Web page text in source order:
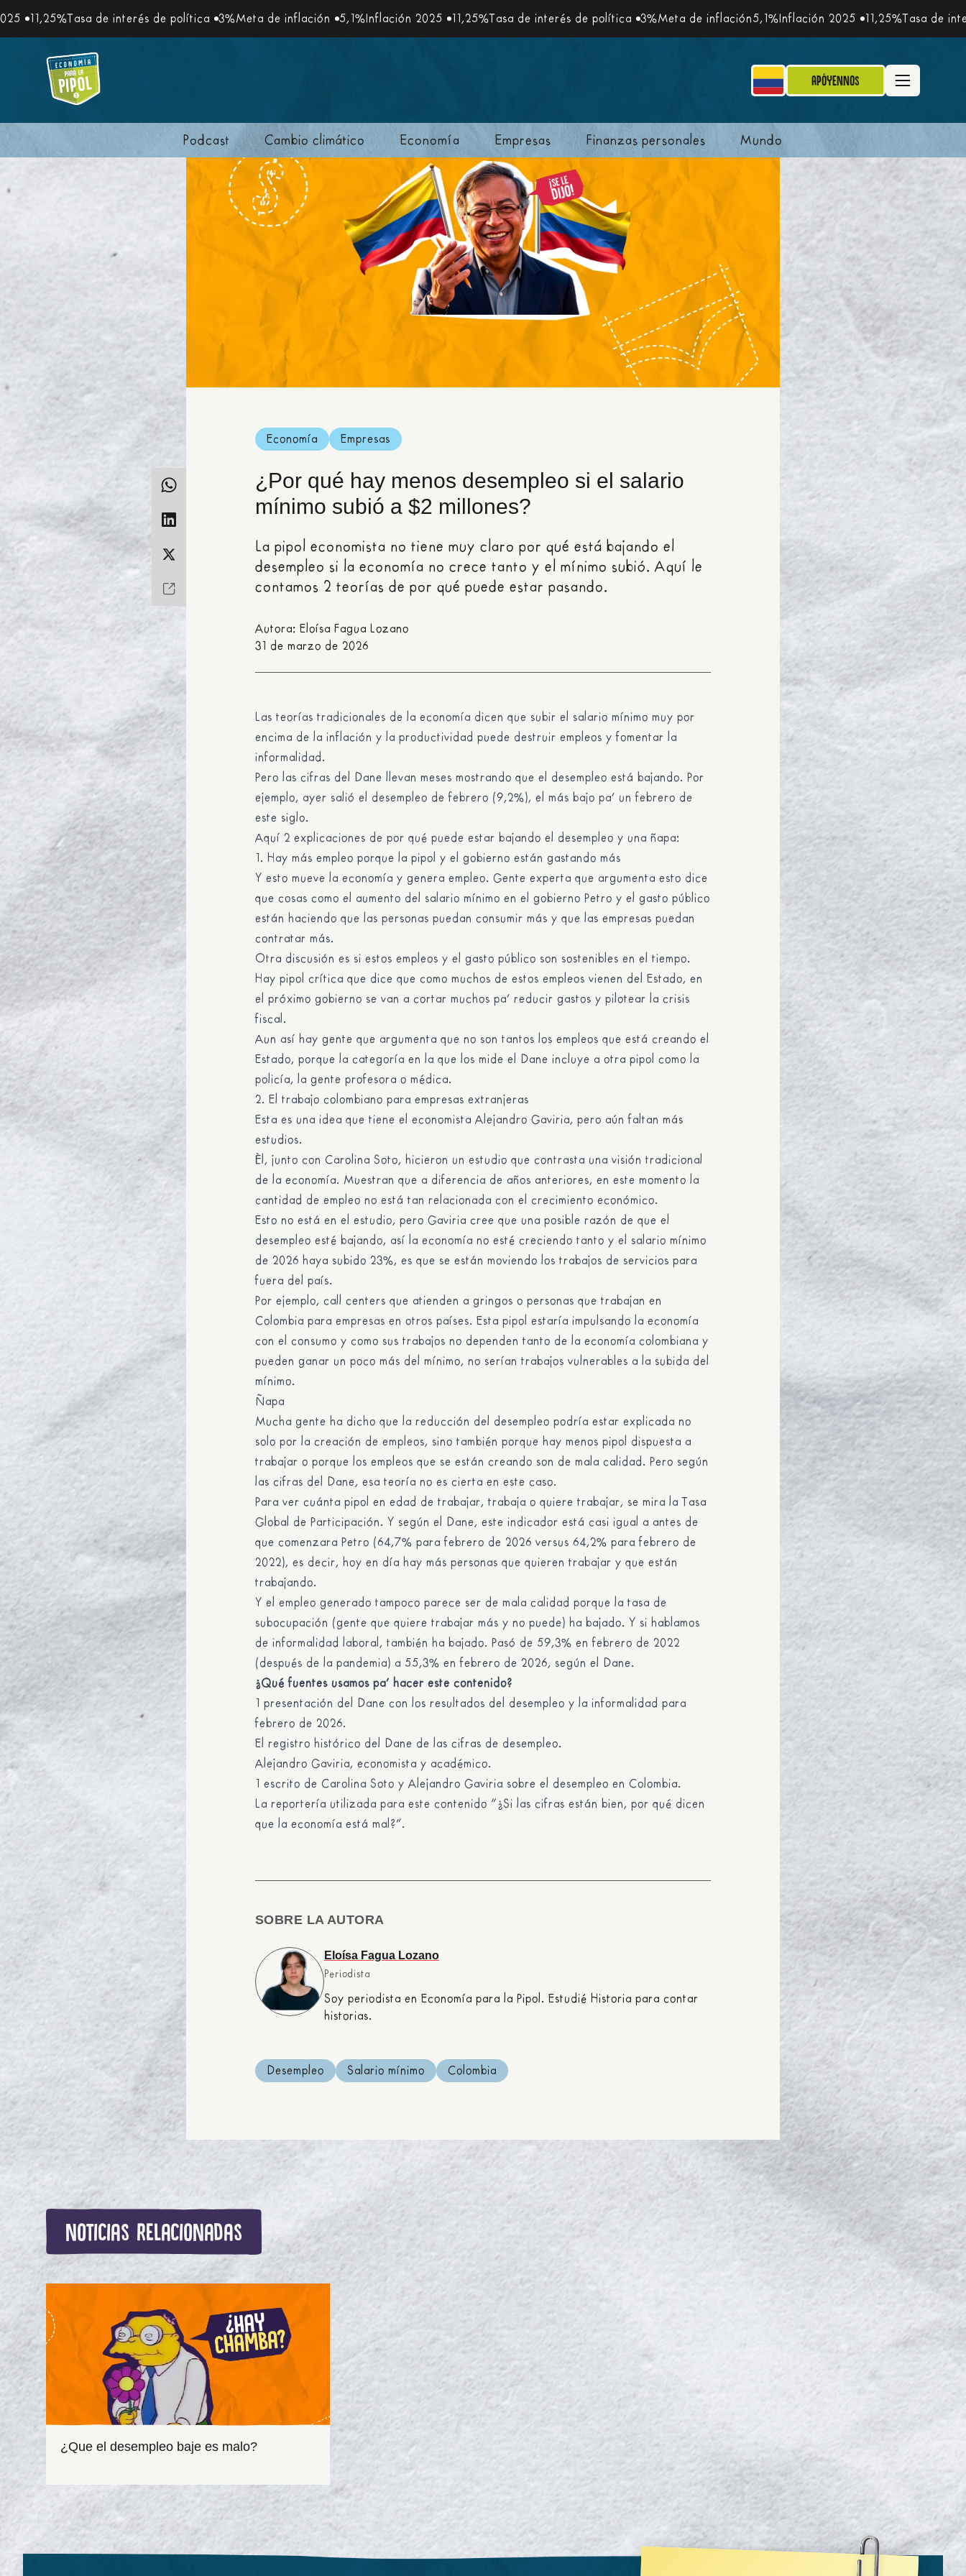
Tasa de interés de política 3%Meta de inflación 5,1%Inflación 2025 11,25%Tasa de interés de política 3%Meta de inflación5,1%Inflación 2025 11,25%Tasa de interés de
Apóyennos
Podcast Cambio climático Economía Empresas Finanzas personales Mundo
Economía Empresas
¿Por qué hay menos desempleo si el salario
mínimo subió a $2 millones?
La pipol economista no tiene muy claro por qué está bajando el
desempleo si la economía no crece tanto y el mínimo subió. Aquí le
contamos 2 teorías de por qué puede estar pasando.
Autora: Eloísa Fagua Lozano
31 de marzo de 2026
Las teorías tradicionales de la economía dicen que subir el salario mínimo muy por
encima de la inflación y la productividad puede destruir empleos y fomentar la
informalidad.
Pero las cifras del Dane llevan meses mostrando que el desempleo está bajando. Por
ejemplo, ayer salió el desempleo de febrero (9,2%), el más bajo pa’ un febrero de
este siglo.
Aquí 2 explicaciones de por qué puede estar bajando el desempleo y una ñapa:
1. Hay más empleo porque la pipol y el gobierno están gastando más
Y esto mueve la economía y genera empleo. Gente experta que argumenta esto dice
que cosas como el aumento del salario mínimo en el gobierno Petro y el gasto público
están haciendo que las personas puedan consumir más y que las empresas puedan
contratar más.
Otra discusión es si estos empleos y el gasto público son sostenibles en el tiempo.
Hay pipol crítica que dice que como muchos de estos empleos vienen del Estado, en
el próximo gobierno se van a cortar muchos pa’ reducir gastos y pilotear la crisis
fiscal.
Aun así hay gente que argumenta que no son tantos los empleos que está creando el
Estado, porque la categoría en la que los mide el Dane incluye a otra pipol como la
policía, la gente profesora o médica.
2. El trabajo colombiano para empresas extranjeras
Esta es una idea que tiene el economista Alejandro Gaviria, pero aún faltan más
estudios.
Él, junto con Carolina Soto, hicieron un estudio que contrasta una visión tradicional
de la economía. Muestran que a diferencia de años anteriores, en este momento la
cantidad de empleo no está tan relacionada con el crecimiento económico.
Esto no está en el estudio, pero Gaviria cree que una posible razón de que el
desempleo esté bajando, así la economía no esté creciendo tanto y el salario mínimo
de 2026 haya subido 23%, es que se están moviendo los trabajos de servicios para
fuera del país.
Por ejemplo, call centers que atienden a gringos o personas que trabajan en
Colombia para empresas en otros países. Esta pipol estaría impulsando la economía
con el consumo y como sus trabajos no dependen tanto de la economía colombiana y
pueden ganar un poco más del mínimo, no serían trabajos vulnerables a la subida del
mínimo.
Ñapa
Mucha gente ha dicho que la reducción del desempleo podría estar explicada no
solo por la creación de empleos, sino también porque hay menos pipol dispuesta a
trabajar o porque los empleos que se están creando son de mala calidad. Pero según
las cifras del Dane, esa teoría no es cierta en este caso.
Para ver cuánta pipol en edad de trabajar, trabaja o quiere trabajar, se mira la Tasa
Global de Participación. Y según el Dane, este indicador está casi igual a antes de
que comenzara Petro (64,7% para febrero de 2026 versus 64,2% para febrero de
2022), es decir, hoy en día hay más personas que quieren trabajar y que están
trabajando.
Y el empleo generado tampoco parece ser de mala calidad porque la tasa de
subocupación (gente que quiere trabajar más y no puede) ha bajado. Y si hablamos
de informalidad laboral, también ha bajado. Pasó de 59,3% en febrero de 2022
(después de la pandemia) a 55,3% en febrero de 2026, según el Dane.
¿Qué fuentes usamos pa’ hacer este contenido?
1 presentación del Dane con los resultados del desempleo y la informalidad para
febrero de 2026.
El registro histórico del Dane de las cifras de desempleo.
Alejandro Gaviria, economista y académico.
1 escrito de Carolina Soto y Alejandro Gaviria sobre el desempleo en Colombia.
La reportería utilizada para este contenido “¿Si las cifras están bien, por qué dicen
que la economía está mal?”.
SOBRE LA AUTORA
Eloísa Fagua Lozano
Periodista
Soy periodista en Economía para la Pipol. Estudié Historia para contar
historias.
Desempleo Salario mínimo Colombia
noticias relacionadas
¿Que el desempleo baje es malo?